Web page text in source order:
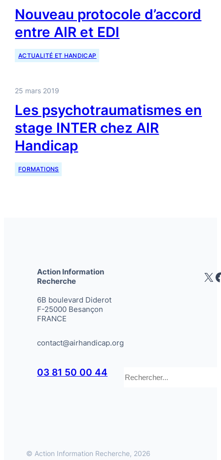
Nouveau protocole d’accord
entre AIR et EDI
ACTUALITÉ ET HANDICAP
25 mars 2019
Les psychotraumatismes en
stage INTER chez AIR
Handicap
FORMATIONS
Action Information
Recherche
6B boulevard Diderot
F-25000 Besançon
FRANCE
contact@airhandicap.org
03 81 50 00 44
X
© Action Information Recherche, 2026